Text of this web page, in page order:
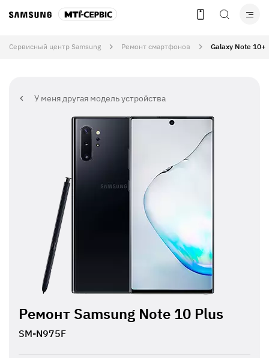
Сервисный центр Samsung Ремонт смартфонов Galaxy Note 10+
У меня другая модель устройства
Ремонт Samsung Note 10 Plus
SM-N975F